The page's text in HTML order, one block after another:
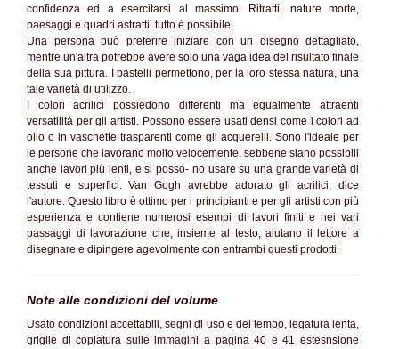
confidenza ed a esercitarsi al massimo. Ritratti, nature morte,
paesaggi e quadri astratti: tutto è possibile.
Una persona può preferire iniziare con un disegno dettagliato,
mentre un'altra potrebbe avere solo una vaga idea del risultato finale
della sua pittura. I pastelli permettono, per la loro stessa natura, una
tale varietà di utilizzo.
I colori acrilici possiedono differenti ma egualmente attraenti
versatilità per gli artisti. Possono essere usati densi come i colori ad
olio o in vaschette trasparenti come gli acquerelli. Sono l'ideale per
le persone che lavorano molto velocemente, sebbene siano possibili
anche lavori più lenti, e si posso- no usare su una grande varietà di
tessuti e superfici. Van Gogh avrebbe adorato gli acrilici, dice
l'autore. Questo libro è ottimo per i principianti e per gli artisti con più
esperienza e contiene numerosi esempi di lavori finiti e nei vari
passaggi di lavorazione che, insieme al testo, aiutano il lettore a
disegnare e dipingere agevolmente con entrambi questi prodotti.
Note alle condizioni del volume
Usato condizioni accettabili, segni di uso e del tempo, legatura lenta,
griglie di copiatura sulle immagini a pagina 40 e 41 estesnsione